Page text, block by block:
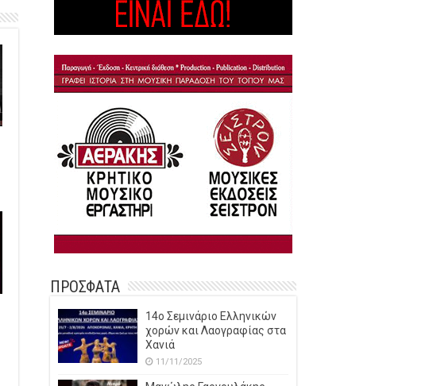
ΠΡΟΣΦΑΤΑ
14o Σεμινάριο Ελληνικών
χορών και Λαογραφίας στα
Χανιά
11/11/2025